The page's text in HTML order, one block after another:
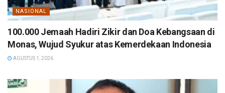
NASIONAL
100.000 Jemaah Hadiri Zikir dan Doa Kebangsaan di
Monas, Wujud Syukur atas Kemerdekaan Indonesia
AGUSTUS 1, 2026